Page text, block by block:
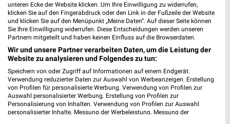
Altdorfer Str. 30 b
90537 Feucht
Heute 07:00 - 20:00 Uhr | Geöffnet
381,56 km • Angebote: 1 Prospekt
Angebote-Kalender für EDEKA in Feucht
und Umgebung
unteren Ecke der Website klicken. Um Ihre Einwilligung zu widerrufen,
klicken Sie auf den Fingerabdruck oder den Link in der Fußzeile der Website
und klicken Sie auf den Menüpunkt „Meine Daten“. Auf dieser Seite können
Sie Ihre Einwilligung widerrufen. Diese Entscheidungen werden unseren
Partnern mitgeteilt und haben keinen Einfluss auf die Browserdaten.
Wir und unsere Partner verarbeiten Daten, um die Leistung der
Website zu analysieren und Folgendes zu tun:
Speichern von oder Zugriff auf Informationen auf einem Endgerät.
Verwendung reduzierter Daten zur Auswahl von Werbeanzeigen. Erstellung
von Profilen für personalisierte Werbung. Verwendung von Profilen zur
Auswahl personalisierter Werbung. Erstellung von Profilen zur
Personalisierung von Inhalten. Verwendung von Profilen zur Auswahl
personalisierter Inhalte. Messung der Werbeleistung. Messung der